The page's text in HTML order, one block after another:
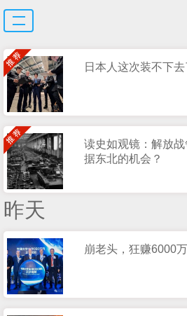
日本人这次装不下去
读史如观镜：解放
据东北的机会？
昨天
崩老头，狂赚6000万